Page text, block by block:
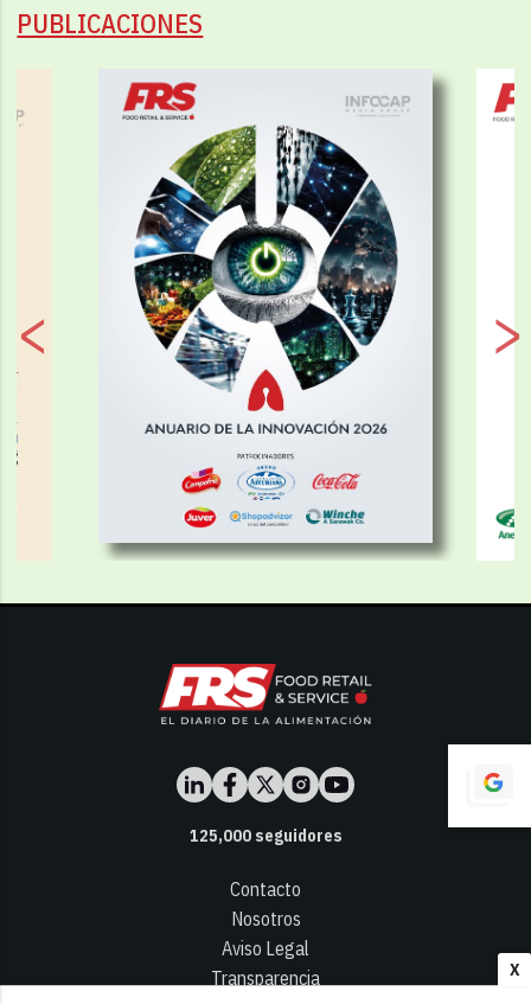
X
PUBLICACIONES
125,000seguidores
Contacto
Nosotros
Aviso Legal
Transparencia